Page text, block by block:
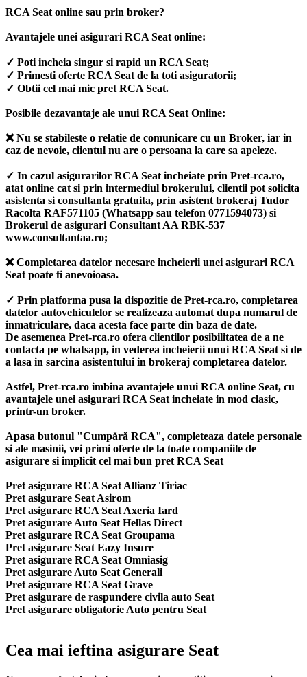
RCA Seat online sau prin broker?
Avantajele unei asigurari RCA Seat online:
✓ Poti incheia singur si rapid un RCA Seat;
✓ Primesti oferte RCA Seat de la toti asiguratorii;
✓ Obtii cel mai mic pret RCA Seat.
Posibile dezavantaje ale unui RCA Seat Online:
❌ Nu se stabileste o relatie de comunicare cu un Broker, iar in
caz de nevoie, clientul nu are o persoana la care sa apeleze.
✓ In cazul asigurarilor RCA Seat incheiate prin Pret-rca.ro,
atat online cat si prin intermediul brokerului, clientii pot solicita
asistenta si consultanta gratuita, prin asistent brokeraj Tudor
Racolta RAF571105 (Whatsapp sau telefon 0771594073) si
Brokerul de asigurari Consultant AA RBK-537
www.consultantaa.ro;
❌ Completarea datelor necesare incheierii unei asigurari RCA
Seat poate fi anevoioasa.
✓ Prin platforma pusa la dispozitie de Pret-rca.ro, completarea
datelor autovehiculelor se realizeaza automat dupa numarul de
inmatriculare, daca acesta face parte din baza de date.
De asemenea Pret-rca.ro ofera clientilor posibilitatea de a ne
contacta pe whatsapp, in vederea incheierii unui RCA Seat si de
a lasa in sarcina asistentului in brokeraj completarea datelor.
Astfel, Pret-rca.ro imbina avantajele unui RCA online Seat, cu
avantajele unei asigurari RCA Seat incheiate in mod clasic,
printr-un broker.
Apasa butonul "Cumpără RCA", completeaza datele personale
si ale masinii, vei primi oferte de la toate companiile de
asigurare si implicit cel mai bun pret RCA Seat
Pret asigurare RCA Seat Allianz Tiriac
Pret asigurare Seat Asirom
Pret asigurare RCA Seat Axeria Iard
Pret asigurare Auto Seat Hellas Direct
Pret asigurare RCA Seat Groupama
Pret asigurare Seat Eazy Insure
Pret asigurare RCA Seat Omniasig
Pret asigurare Auto Seat Generali
Pret asigurare RCA Seat Grave
Pret asigurare de raspundere civila auto Seat
Pret asigurare obligatorie Auto pentru Seat
Cea mai ieftina asigurare Seat